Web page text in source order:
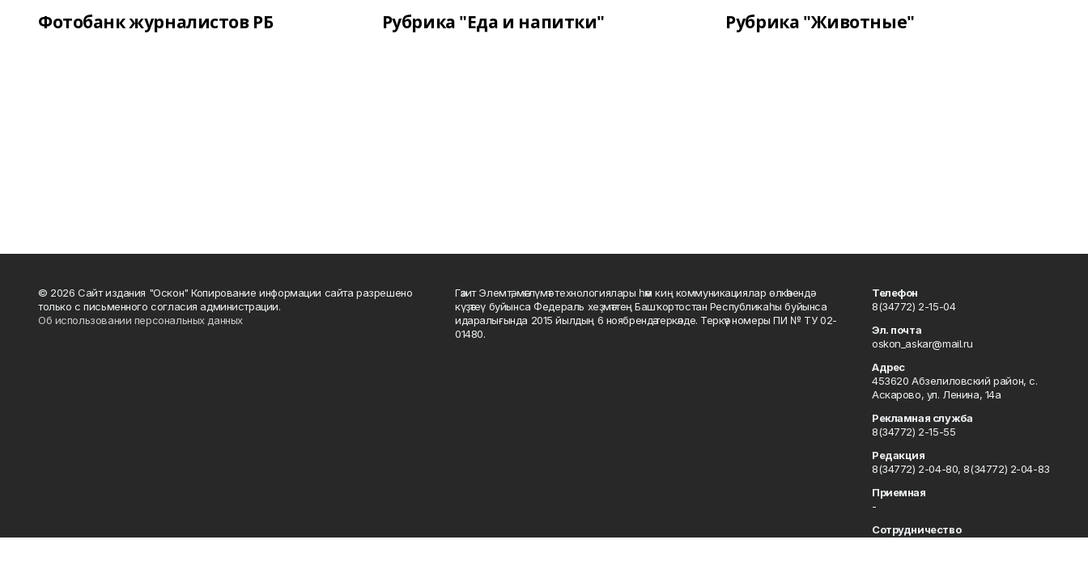
Фотобанк журналистов РБ Рубрика "Еда и напитки" Рубрика "Животные"
© 2026 Сайт издания "Оскон" Копирование информации сайта разрешено
только с письменного согласия администрации.
Об использовании персональных данных
Гәзит Элемтә, мәғлүмәт технологиялары һәм киң коммуникациялар өлкәһендә
күҙәтеү буйынса Федераль хеҙмәттең Башҡортостан Республикаһы буйынса
идаралығында 2015 йылдың 6 ноябрендә теркәлде. Теркәү номеры ПИ № ТУ 02-
01480.
Телефон
8(34772) 2-15-04
Эл. почта
oskon_askar@mail.ru
Адрес
453620 Абзелиловский район, с.
Аскарово, ул. Ленина, 14а
Рекламная служба
8(34772) 2-15-55
Редакция
8(34772) 2-04-80, 8(34772) 2-04-83
Приемная
-
Сотрудничество